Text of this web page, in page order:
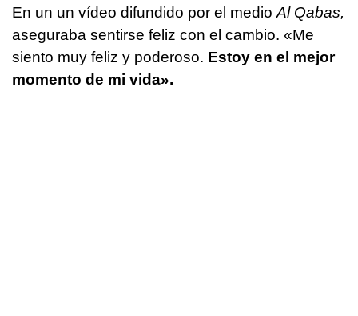
En un un vídeo difundido por el medioAl Qabas,
aseguraba sentirse feliz con el cambio. «Me
siento muy feliz y poderoso. Estoy en el mejor
momento de mi vida».